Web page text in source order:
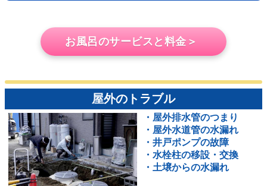
お風呂のサービスと料金＞
屋外のトラブル
・屋外排水管のつまり
・屋外水道管の水漏れ
・井戸ポンプの故障
・水栓柱の移設・交換
・土壌からの水漏れ